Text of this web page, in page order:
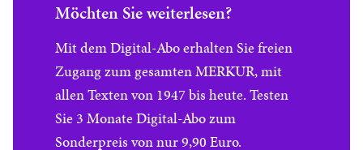
Möchten Sie weiterlesen?
Mit dem Digital-Abo erhalten Sie freien
Zugang zum gesamten MERKUR, mit
allen Texten von 1947 bis heute. Testen
Sie 3 Monate Digital-Abo zum
Sonderpreis von nur 9,90 Euro.